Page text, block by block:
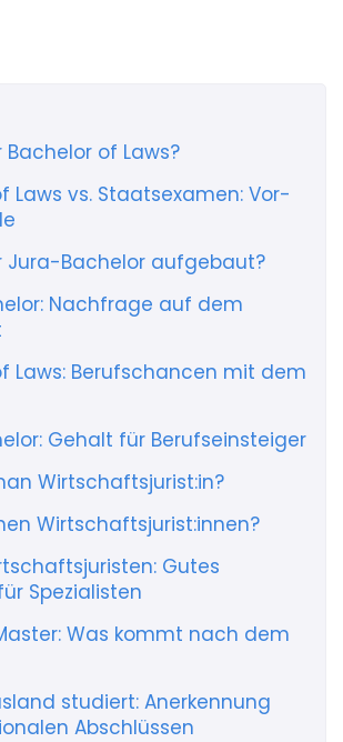
Bachelor of Laws?
Laws vs. Staatsexamen: Vor-
Jura-Bachelor aufgebaut?
Nachfrage auf dem
Laws: Berufschancen mit dem
Gehalt für Berufseinsteiger
Wirtschaftsjurist:in?
Wirtschaftsjurist:innen?
Gutes
Spezialisten
Was kommt nach dem
studiert: Anerkennung
Abschlüssen